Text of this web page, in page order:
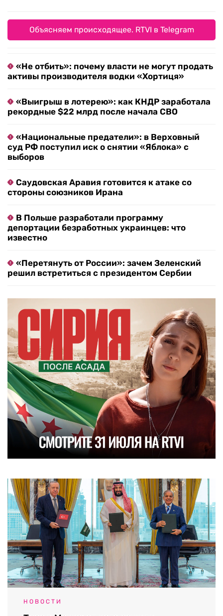
Объясняем происходящее. RTVI в Telegram
«Не отбить»: почему власти не могут продать
активы производителя водки «Хортиця»
«Выигрыш в лотерею»: как КНДР заработала
рекордные $22 млрд после начала СВО
«Национальные предатели»: в Верховный
суд РФ поступил иск о снятии «Яблока» с
выборов
Саудовская Аравия готовится к атаке со
стороны союзников Ирана
В Польше разработали программу
депортации безработных украинцев: что
известно
«Перетянуть от России»: зачем Зеленский
решил встретиться с президентом Сербии
НОВОСТИ